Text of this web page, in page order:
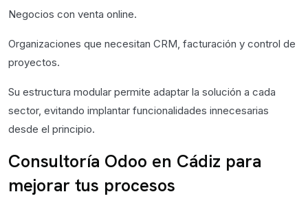
Negocios con venta online.
Organizaciones que necesitan CRM, facturación y control de
proyectos.
Su estructura modular permite adaptar la solución a cada
sector, evitando implantar funcionalidades innecesarias
desde el principio.
Consultoría Odoo en Cádiz para
mejorar tus procesos